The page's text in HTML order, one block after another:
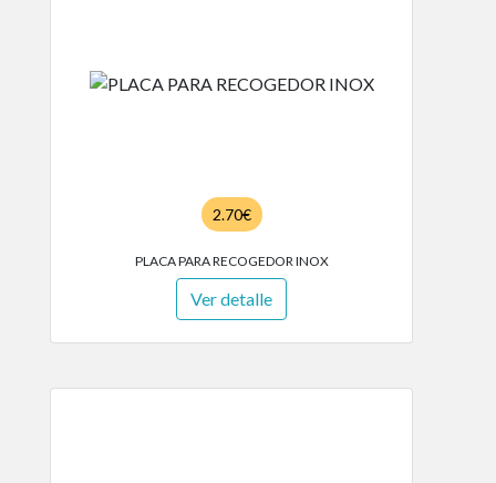
2.70€
PLACA PARA RECOGEDOR INOX
Ver detalle